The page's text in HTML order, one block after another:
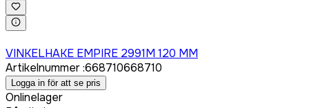
VINKELHAKE EMPIRE 2991M 120 MM
Artikelnummer:668710668710
Logga in för att se pris
Onlinelager